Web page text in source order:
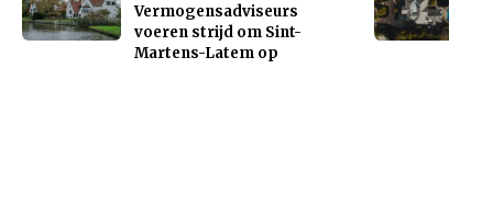
Vermogensadviseurs
voeren strijd om Sint-
Martens-Latem op